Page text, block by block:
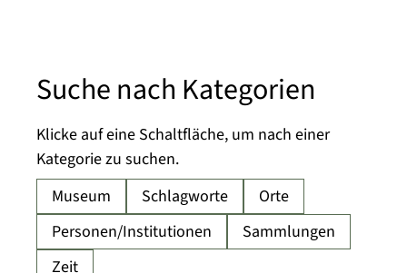
Suche nach Kategorien
Klicke auf eine Schaltfläche, um nach einer
Kategorie zu suchen.